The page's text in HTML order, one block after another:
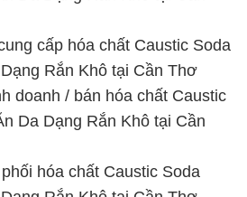
Da Dạng Rắn Khô tại Cần
hóa chất Caustic Soda
Rắn Khô tại Cần Thơ
chất Caustic Soda Flakes –
Khô tại Cần Thơ